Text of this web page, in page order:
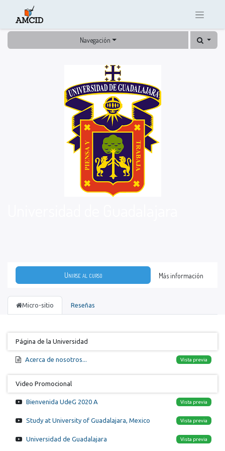
Navegación
Unirse al curso Más información
Micro-sitio Reseñas
Página de la Universidad
Acerca de nosotros... Vista previa
Video Promocional
Bienvenida UdeG 2020 A Vista previa
Study at University of Guadalajara, Mexico Vista previa
Universidad de Guadalajara Vista previa